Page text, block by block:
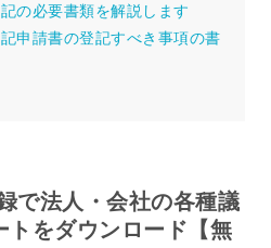
の必要書類を解説します
申請書の登記すべき事項の書
で法人・会社の各種議
トをダウンロード【無